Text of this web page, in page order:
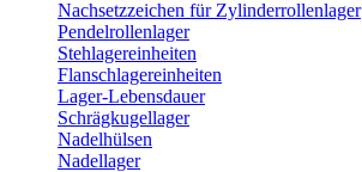
Nachsetzzeichen für Zylinderrollenlager
Pendelrollenlager
Stehlagereinheiten
Flanschlagereinheiten
Lager-Lebensdauer
Schrägkugellager
Nadelhülsen
Nadellager